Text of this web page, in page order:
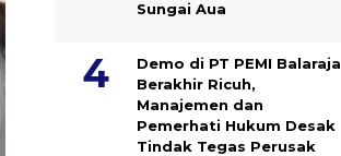
Sungai Aua
Demo di PT PEMI Balaraja
Berakhir Ricuh,
Manajemen dan
Pemerhati Hukum Desak
Tindak Tegas Perusak